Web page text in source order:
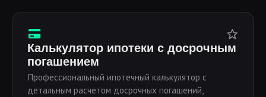
Калькулятор ипотеки с досрочным
погашением
Профессиональный ипотечный калькулятор с
детальным расчетом досрочных погашений,